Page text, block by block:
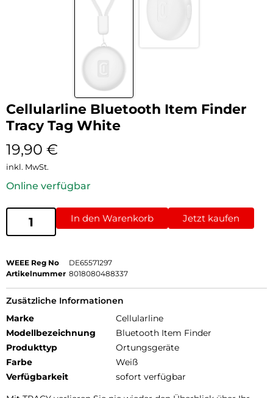
Cellularline Bluetooth Item Finder
Tracy Tag White
19,90 €
inkl. MwSt.
Online verfügbar
In den Warenkorb Jetzt kaufen
WEEE Reg No
DE65571297
Artikelnummer 8018080488337
Zusätzliche Informationen
Marke
Cellularline
Modellbezeichnung
Bluetooth Item Finder
Produkttyp
Ortungsgeräte
Farbe
Weiß
Verfügbarkeit
sofort verfügbar